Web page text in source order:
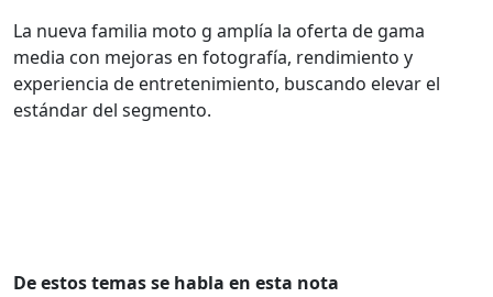
La nueva familia moto g amplía la oferta de gama
media con mejoras en fotografía, rendimiento y
experiencia de entretenimiento, buscando elevar el
estándar del segmento.
De estos temas se habla en esta nota